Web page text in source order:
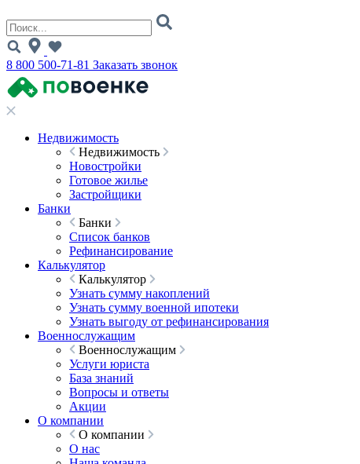
8 800 500-71-81 Заказать звонок
Недвижимость
Недвижимость
Новостройки
Готовое жилье
Застройщики
Банки
Банки
Список банков
Рефинансирование
Калькулятор
Калькулятор
Узнать сумму накоплений
Узнать сумму военной ипотеки
Узнать выгоду от рефинансирования
Военнослужащим
Военнослужащим
Услуги юриста
База знаний
Вопросы и ответы
Акции
О компании
О компании
О нас